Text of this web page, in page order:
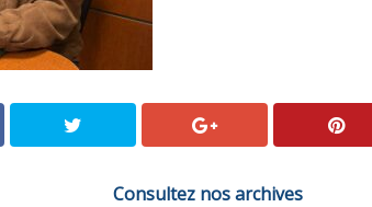
Consultez nos archives